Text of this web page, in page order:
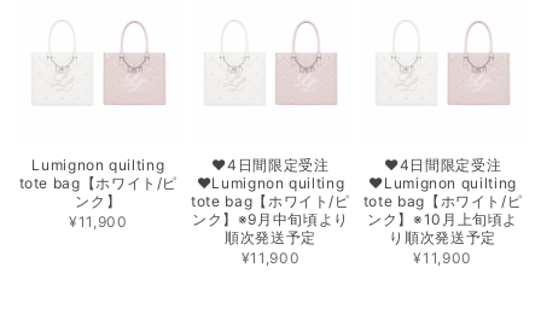
Lumignon quilting
tote bag【ホワイト/ピ
ンク】
¥11,900
♥4日間限定受注
♥Lumignon quilting
tote bag【ホワイト/ピ
ンク】※9月中旬頃より
順次発送予定
¥11,900
♥4日間限定受注
♥Lumignon quilting
tote bag【ホワイト/ピ
ンク】※10月上旬頃よ
り順次発送予定
¥11,900